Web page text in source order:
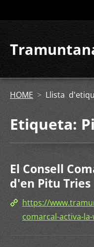
HOME > Llista
Etiqueta:
El Consell
d'en Pitu Tries
https://
comarcal-activa-